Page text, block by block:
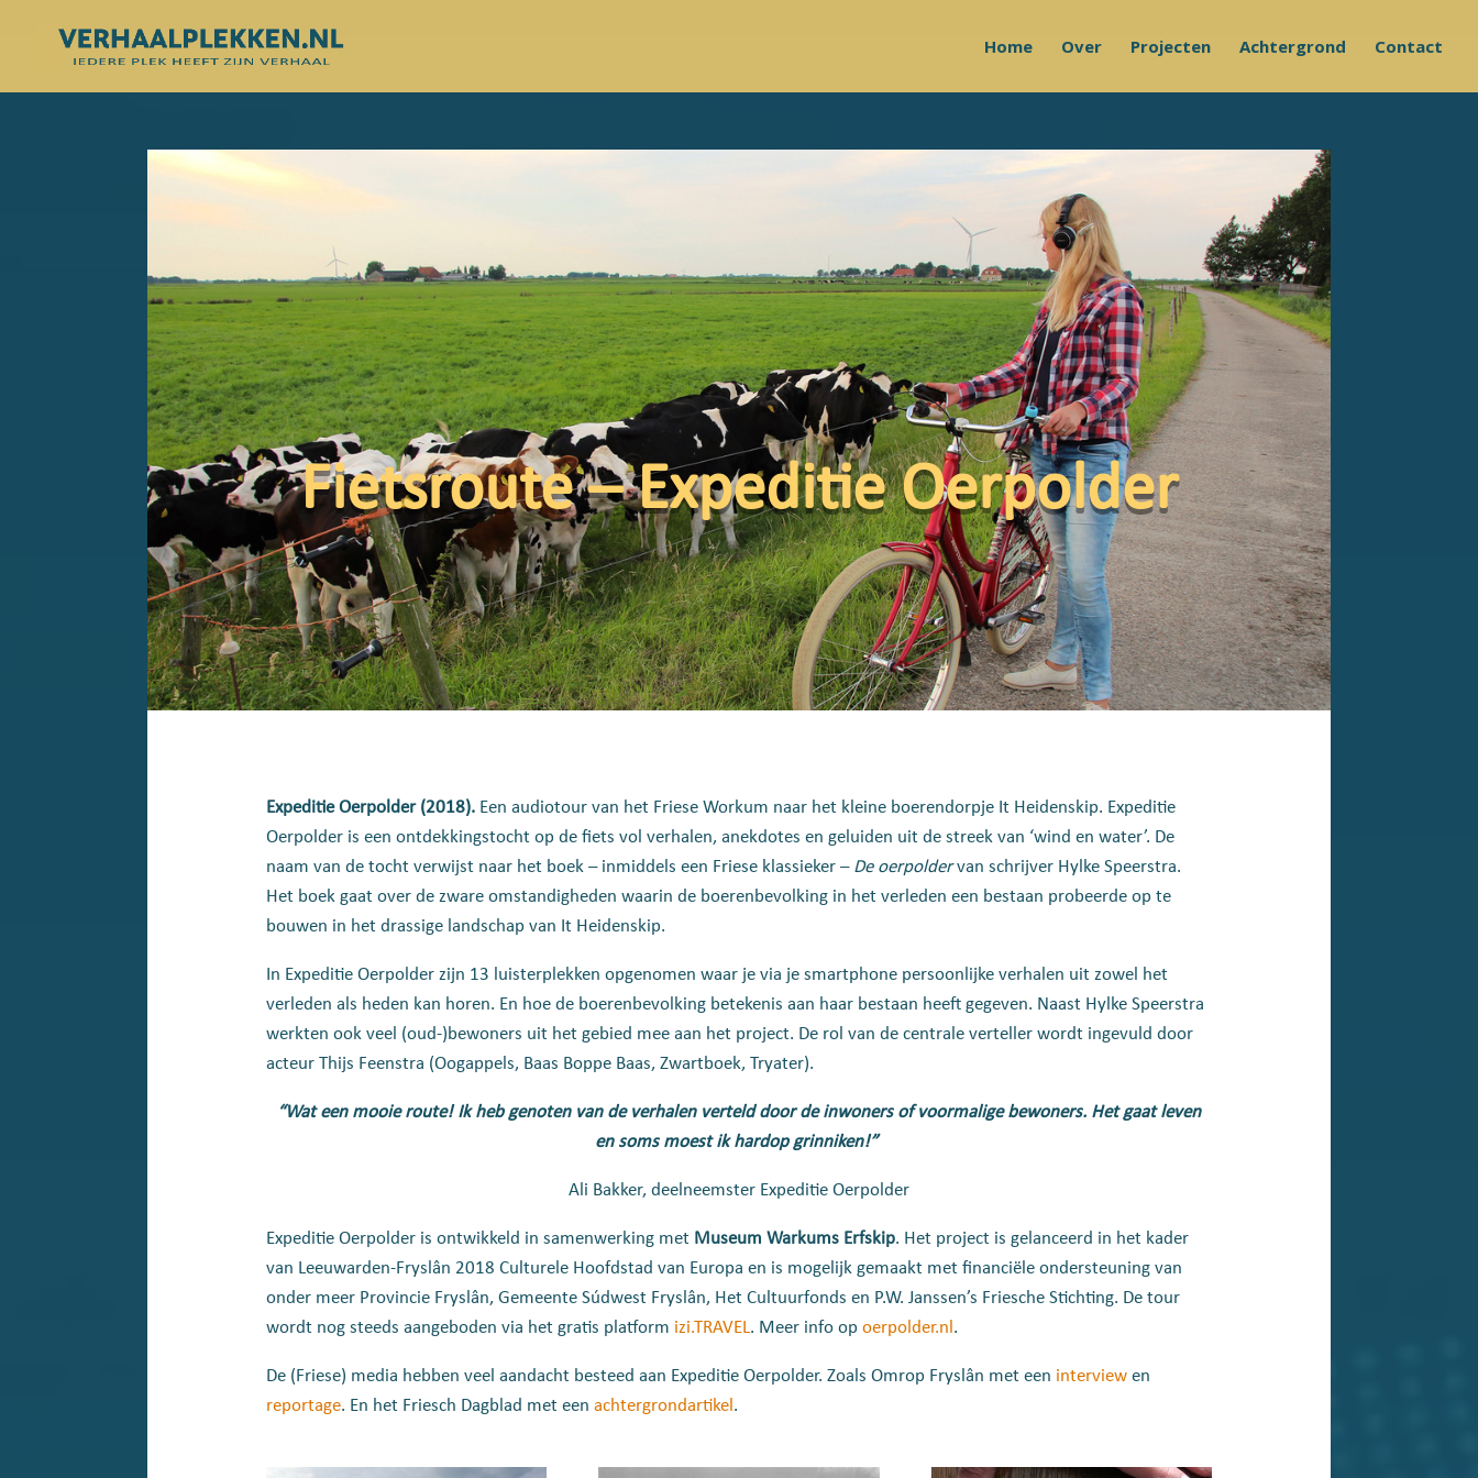
Home Over Projecten Achtergrond Contact
Fietsroute – Expeditie Oerpolder
Expeditie Oerpolder (2018).Een audiotour van het Friese Workum naar het kleine boerendorpje It Heidenskip. Expeditie
Oerpolder is een ontdekkingstocht op de fiets vol verhalen, anekdotes en geluiden uit de streek van ‘wind en water’. De
naam van de tocht verwijst naar het boek – inmiddels een Friese klassieker –De oerpoldervan schrijver Hylke Speerstra.
Het boek gaat over de zware omstandigheden waarin de boerenbevolking in het verleden een bestaan probeerde op te
bouwen in het drassige landschap van It Heidenskip.
In Expeditie Oerpolderzijn 13 luisterplekken opgenomen waar je via je smartphone persoonlijke verhalen uit zowel het
verleden als heden kan horen. En hoe de boerenbevolking betekenis aan haar bestaan heeft gegeven. Naast Hylke Speerstra
werkten ook veel (oud-)bewoners uit het gebied mee aan het project. De rol van de centrale verteller wordt ingevuld door
acteur Thijs Feenstra (Oogappels, Baas Boppe Baas, Zwartboek, Tryater).
“Wat een mooie route! Ik heb genoten van de verhalen verteld door de inwoners of voormalige bewoners. Het gaat leven
en soms moest ik hardop grinniken!”
Ali Bakker, deelneemster Expeditie Oerpolder
Expeditie Oerpolder is ontwikkeld in samenwerking met Museum Warkums Erfskip. Het project is gelanceerd in het kader
van Leeuwarden-Fryslân 2018 Culturele Hoofdstad van Europa en is mogelijk gemaakt met financiële ondersteuning van
onder meer Provincie Fryslân, Gemeente Súdwest Fryslân, Het Cultuurfonds en P.W. Janssen’s Friesche Stichting. De tour
wordt nog steeds aangeboden via het gratis platform izi.TRAVEL. Meer info op oerpolder.nl.
De (Friese) media hebben veel aandacht besteed aan Expeditie Oerpolder. Zoals Omrop Fryslân met een interviewen
reportage. En het Friesch Dagblad met een achtergrondartikel.